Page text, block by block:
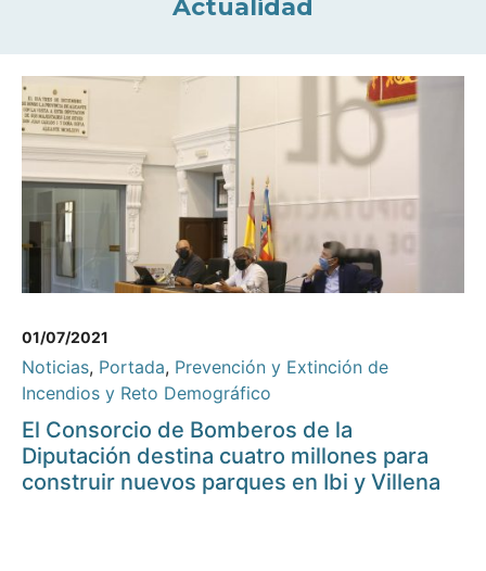
Actualidad
01/07/2021
Noticias, Portada, Prevención y Extinción de
Incendios y Reto Demográfico
El Consorcio de Bomberos de la
Diputación destina cuatro millones para
construir nuevos parques en Ibi y Villena